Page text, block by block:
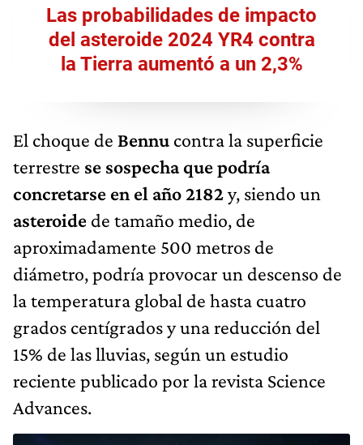
Las probabilidades de impacto
del asteroide 2024 YR4 contra
la Tierra aumentó a un 2,3%
El choque de Bennu contra la superficie
terrestre se sospecha que podría
concretarse en el año 2182y, siendo un
asteroide de tamaño medio, de
aproximadamente 500 metros de
diámetro, podría provocar un descenso de
la temperatura global de hasta cuatro
grados centígrados y una reducción del
15% de las lluvias, según un estudio
reciente publicado por la revista Science
Advances.